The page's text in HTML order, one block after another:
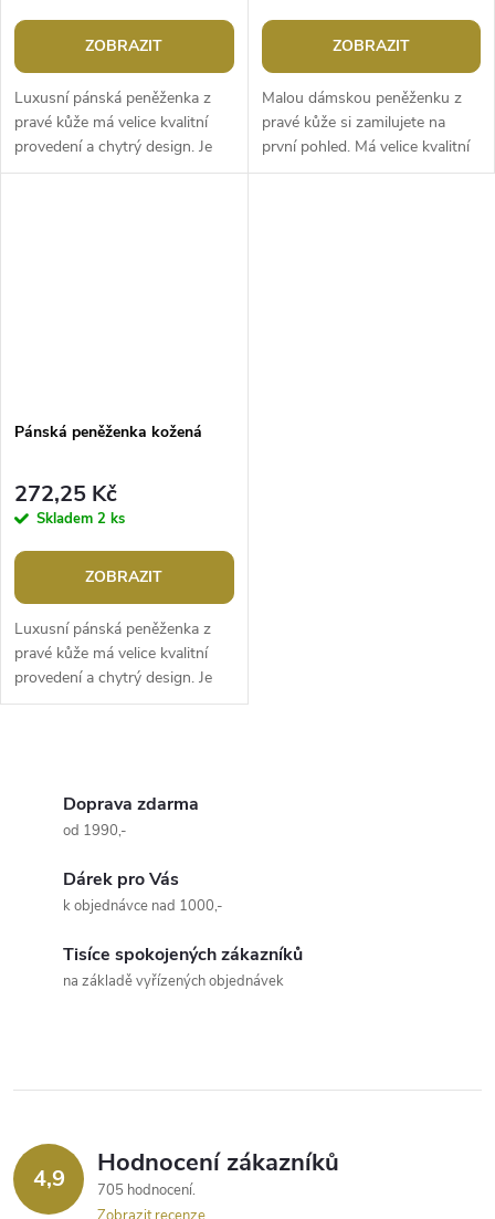
ZOBRAZIT
Luxusní pánská peněženka z
pravé kůže má velice kvalitní
provedení a chytrý design. Je
pěkně a přehledně uspořádaná,
ZOBRAZIT
Malou dámskou peněženku z
pravé kůže si zamilujete na
první pohled. Má velice kvalitní
provedení a chytrý design, je
Pánská peněženka kožená
272,25 Kč
Skladem 2 ks
ZOBRAZIT
Luxusní pánská peněženka z
pravé kůže má velice kvalitní
provedení a chytrý design. Je
pěkně a přehledně uspořádaná,
í
r
Doprava zdarma
od 1990,-
Dárek pro Vás
k objednávce nad 1000,-
Tisíce spokojených zákazníků
na základě vyřízených objednávek
4,9 Hodnocení zákazníků
705 hodnocení